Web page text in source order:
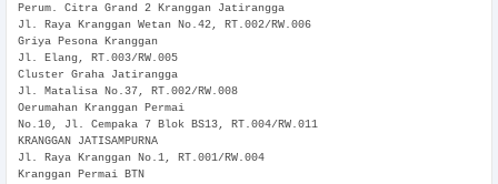
Perum. Citra Grand 2 Kranggan Jatirangga
Jl. Raya Kranggan Wetan No.42, RT.002/RW.006
Griya Pesona Kranggan
Jl. Elang, RT.003/RW.005
Cluster Graha Jatirangga
Jl. Matalisa No.37, RT.002/RW.008
Oerumahan Kranggan Permai
No.10, Jl. Cempaka 7 Blok BS13, RT.004/RW.011
KRANGGAN JATISAMPURNA
Jl. Raya Kranggan No.1, RT.001/RW.004
Kranggan Permai BTN